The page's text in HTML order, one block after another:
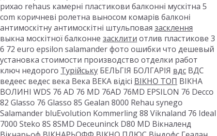
рихао rehaus камерні пластикови балконні мускітна 5
com коричневі ролетна выносом комарів балконі
антимоскітну антимоскітні штульповая засклення
выкна москітної балконне засклити отлив пластикове 3
6 72 euro epsilon salamander фото ошибки что дешевый
установка стоимости производство отделки работ
ключ недорого Турійську БЕЛЬГІЯ БОЛГАРІЯ вдс ВДС
ведеес ведес века Века ВЕКА відісі ВІКНО ТОП ВІКНА
ВОЛИНІ WDS 76 AD 76 MD 76AD 76MD EPSILON 76 Decco
82 Glasso 76 Glasso 85 Gealan 8000 Rehau synego
Salamander bluEvolution Kommerling 88 Viknaland 76 Ideal
7000 Steko 8S 8SMD Deceuninck D80 MD Вікналенд